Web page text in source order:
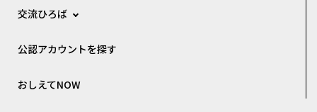
交流ひろば
公認アカウントを探す
おしえてNOW